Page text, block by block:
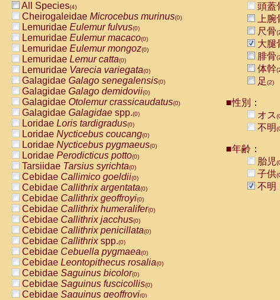
All Species(4)
Cheirogaleidae Microcebus murinus(0)
Lemuridae Eulemur fulvus(0)
Lemuridae Eulemur macaco(0)
Lemuridae Eulemur mongoz(0)
Lemuridae Lemur catta(0)
Lemuridae Varecia variegata(0)
Galagidae Galago senegalensis(0)
Galagidae Galago demidovii(0)
Galagidae Otolemur crassicaudatus(0)
Galagidae Galagidae spp.(0)
Loridae Loris tardigradus(0)
Loridae Nycticebus coucang(0)
Loridae Nycticebus pygmaeus(0)
Loridae Perodicticus potto(0)
Tarsiidae Tarsius syrichta(0)
Cebidae Callimico goeldii(0)
Cebidae Callithrix argentata(0)
Cebidae Callithrix geoffroyi(0)
Cebidae Callithrix humeralifer(0)
Cebidae Callithrix jacchus(0)
Cebidae Callithrix penicillata(0)
Cebidae Callithrixspp.(0)
Cebidae Cebuella pygmaea(0)
Cebidae Leontopithecus rosalia(0)
Cebidae Saguinus bicolor(0)
Cebidae Saguinus fuscicollis(0)
Cebidae Saguinus geoffroyi(0)
頭蓋
上腕
尺骨
大腿
腓骨
体幹
足(2)
■性別：
オス
不明
■年齢：
胎児
子供
不明